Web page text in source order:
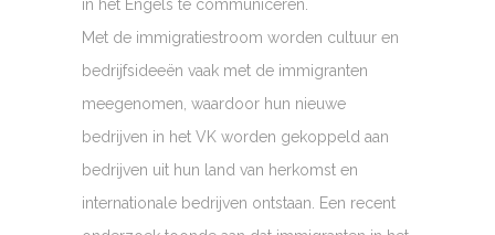
in het Engels te communiceren.
Met de immigratiestroom worden cultuur en
bedrijfsideeën vaak met de immigranten
meegenomen, waardoor hun nieuwe
bedrijven in het VK worden gekoppeld aan
bedrijven uit hun land van herkomst en
internationale bedrijven ontstaan. Een recent